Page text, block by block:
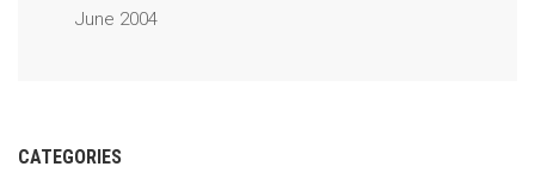
June 2004
CATEGORIES